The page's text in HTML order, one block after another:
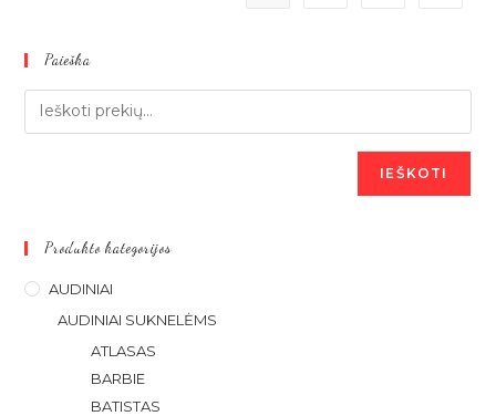
Paieška
IEŠKOTI
Produkto kategorijos
AUDINIAI
AUDINIAI SUKNELĖMS
ATLASAS
BARBIE
BATISTAS